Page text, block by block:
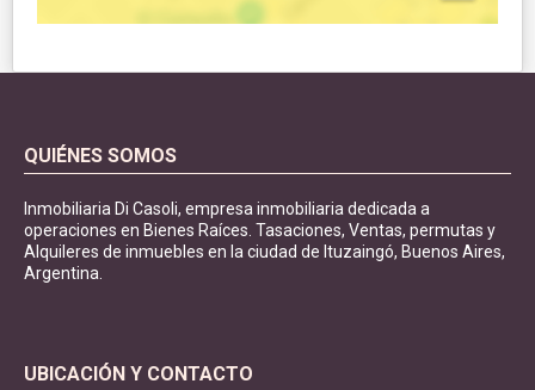
QUIÉNES SOMOS
Inmobiliaria Di Casoli, empresa inmobiliaria dedicada a
operaciones en Bienes Raíces. Tasaciones, Ventas, permutas y
Alquileres de inmuebles en la ciudad de Ituzaingó, Buenos Aires,
Argentina.
UBICACIÓN Y CONTACTO